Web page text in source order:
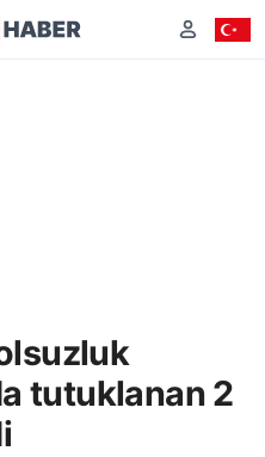
tutuklanan 2